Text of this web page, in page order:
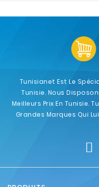
Tunisianet Est Le
Tunisie. Nous
Meilleurs Prix En Tunisie.
Grandes Marques Qui